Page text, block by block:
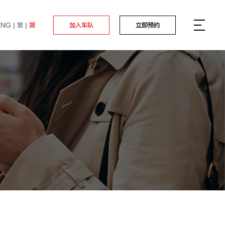
繁 简 加入车队 立即预约